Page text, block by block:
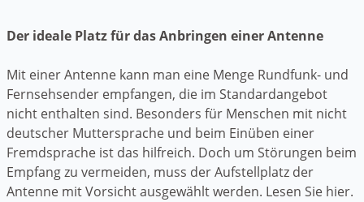
Der ideale Platz für das Anbringen einer Antenne
Mit einer Antenne kann man eine Menge Rundfunk- und
Fernsehsender empfangen, die im Standardangebot
nicht enthalten sind. Besonders für Menschen mit nicht
deutscher Muttersprache und beim Einüben einer
Fremdsprache ist das hilfreich. Doch um Störungen beim
Empfang zu vermeiden, muss der Aufstellplatz der
Antenne mit Vorsicht ausgewählt werden. Lesen Sie hier.